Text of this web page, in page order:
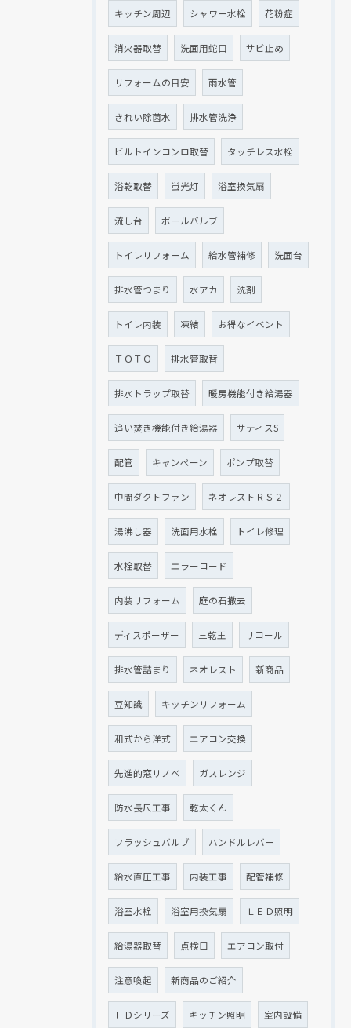
キッチン周辺 シャワー水栓 花粉症
消火器取替 洗面用蛇口 サビ止め
リフォームの目安 雨水管
きれい除菌水 排水管洗浄
ビルトインコンロ取替 タッチレス水栓
浴乾取替 蛍光灯 浴室換気扇
流し台 ボールバルブ
トイレリフォーム 給水管補修 洗面台
排水管つまり 水アカ 洗剤
トイレ内装 凍結 お得なイベント
ＴＯＴＯ 排水管取替
排水トラップ取替 暖房機能付き給湯器
追い焚き機能付き給湯器 サティスS
配管 キャンペーン ポンプ取替
中間ダクトファン ネオレストＲＳ２
湯沸し器 洗面用水栓 トイレ修理
水栓取替 エラーコード
内装リフォーム 庭の石撤去
ディスポーザー 三乾王 リコール
排水管詰まり ネオレスト 新商品
豆知識 キッチンリフォーム
和式から洋式 エアコン交換
先進的窓リノベ ガスレンジ
防水長尺工事 乾太くん
フラッシュバルブ ハンドルレバー
給水直圧工事 内装工事 配管補修
浴室水栓 浴室用換気扇 ＬＥＤ照明
給湯器取替 点検口 エアコン取付
注意喚起 新商品のご紹介
ＦＤシリーズ キッチン照明 室内設備